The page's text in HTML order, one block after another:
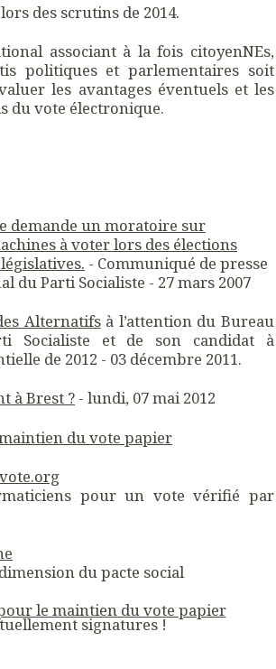
des scrutins de 2014.
associant à la fois citoyenNEs,
politiques et parlementaires soit
les avantages éventuels et les
du vote électronique.
demande un moratoire sur
à voter lors des élections
- Communiqué de presse
du Parti Socialiste - 27 mars 2007
Alternatifsà l’attention du Bureau
Socialiste et de son candidat à
de 2012 - 03 décembre 2011.
à Brest ? - lundi, 07 mai 2012
du vote papier
pour un vote vérifié par
du pacte social
signatures !